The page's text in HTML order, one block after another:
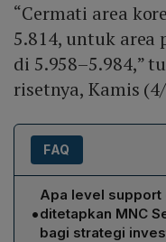
“Cermati area
5.814, untuk area
di 5.958–5.984,”
risetnya, Kamis
FAQ
•
Apa level support
ditetapkan MNC
bagi strategi